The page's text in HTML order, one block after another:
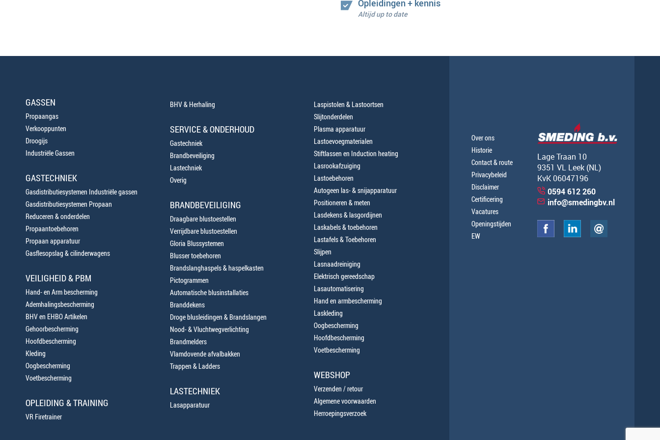
Opleidingen + kennis
Altijd up to date
GASSEN
Propaangas
Verkooppunten
Droogijs
Industriële Gassen
GASTECHNIEK
Gasdistributiesystemen Industriële gassen
Gasdistributiesystemen Propaan
Reduceren & onderdelen
Propaantoebehoren
Propaan apparatuur
Gasflesopslag & cilinderwagens
VEILIGHEID & PBM
Hand- en Arm bescherming
Ademhalingsbescherming
BHV en EHBO Artikelen
Gehoorbescherming
Hoofdbescherming
Kleding
Oogbescherming
Voetbescherming
OPLEIDING & TRAINING
VR Firetrainer
BHV & Herhaling
SERVICE & ONDERHOUD
Gastechniek
Brandbeveiliging
Lastechniek
Overig
BRANDBEVEILIGING
Draagbare blustoestellen
Verrijdbare blustoestellen
Gloria Blussystemen
Blusser toebehoren
Brandslanghaspels & haspelkasten
Pictogrammen
Automatische blusinstallaties
Branddekens
Droge blusleidingen & Brandslangen
Nood- & Vluchtwegverlichting
Brandmelders
Vlamdovende afvalbakken
Trappen & Ladders
LASTECHNIEK
Lasapparatuur
Laspistolen & Lastoortsen
Slijtonderdelen
Plasma apparatuur
Lastoevoegmaterialen
Stiftlassen en Induction heating
Lasrookafzuiging
Lastoebehoren
Autogeen las- & snijapparatuur
Positioneren & meten
Lasdekens & lasgordijnen
Laskabels & toebehoren
Lastafels & Toebehoren
Slijpen
Lasnaadreiniging
Elektrisch gereedschap
Lasautomatisering
Hand en armbescherming
Laskleding
Oogbescherming
Hoofdbescherming
Voetbescherming
WEBSHOP
Verzenden / retour
Algemene voorwaarden
Herroepingsverzoek
Over ons
Historie
Contact & route
Privacybeleid
Disclaimer
Certificering
Vacatures
Openingstijden
EW
Lage Traan 10
9351 VL Leek (NL)
KvK 06047196
0594 612 260
info@smedingbv.nl